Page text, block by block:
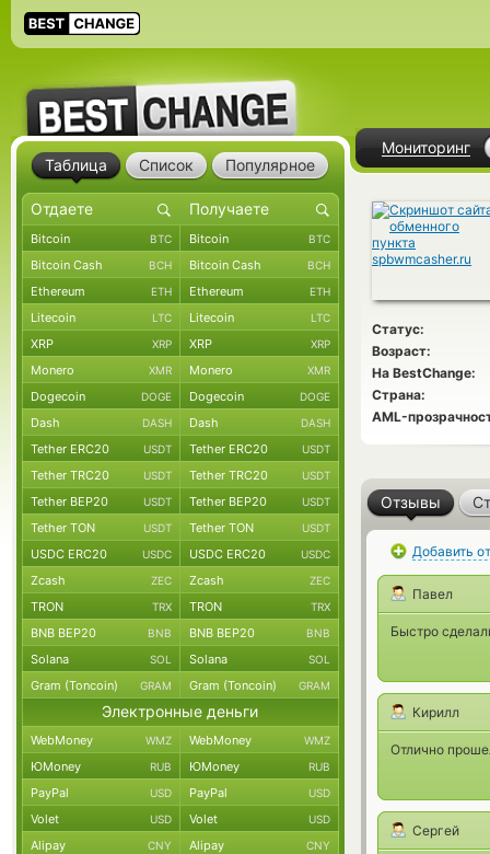
Мониторинг
Статус:
Возраст:
На BestChange:
Страна:
AML-
Отзывы
Добавить
Павел
Быстро
Кирилл
Отлично
Сергей
Таблица Список Популярное
Bitcoin BTC Bitcoin BTC
Bitcoin Cash BCH Bitcoin Cash BCH
Ethereum ETH Ethereum ETH
Litecoin LTC Litecoin LTC
XRP XRP XRP XRP
Monero XMR Monero XMR
Dogecoin DOGE Dogecoin DOGE
Dash DASH Dash DASH
Tether ERC20 USDT Tether ERC20 USDT
Tether TRC20 USDT Tether TRC20 USDT
Tether BEP20 USDT Tether BEP20 USDT
Tether TON USDT Tether TON USDT
USDC ERC20 USDC USDC ERC20 USDC
Zcash ZEC Zcash ZEC
TRON TRX TRON TRX
BNB BEP20 BNB BNB BEP20 BNB
Solana SOL Solana SOL
Gram (Toncoin) GRAM Gram (Toncoin) GRAM
Электронные деньги
WebMoney WMZ WebMoney WMZ
ЮMoney RUB ЮMoney RUB
PayPal USD PayPal USD
Volet USD Volet USD
Alipay CNY Alipay CNY